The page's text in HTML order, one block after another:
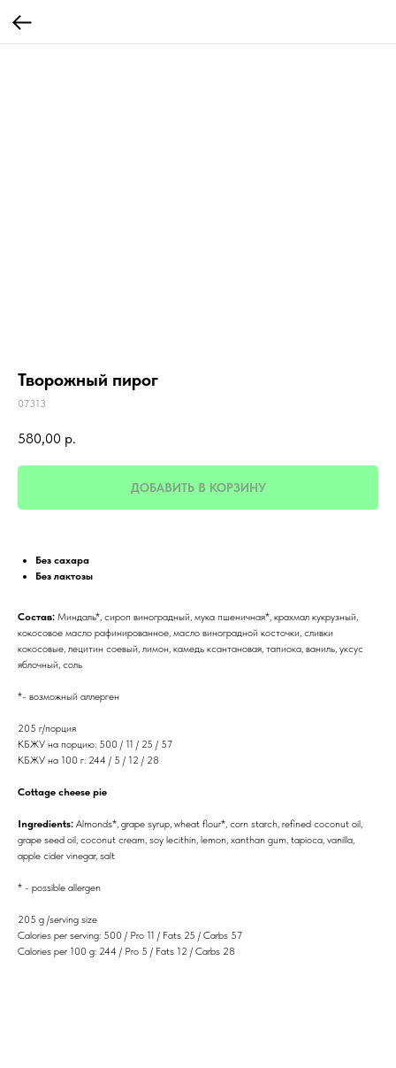
Творожный пирог
07313
580,00 р.
ДОБАВИТЬ В КОРЗИНУ
Без сахара
Без лактозы
Состав: Миндаль*, сироп виноградный, мука пшеничная*, крахмал кукрузный,
кокосовое масло рафинированное, масло виноградной косточки, сливки
кокосовые, лецитин соевый, лимон, камедь ксантановая, тапиока, ваниль, уксус
яблочный, соль
*- возможный аллерген
205 г/порция
КБЖУ на порцию: 500 / 11 / 25 / 57
КБЖУ на 100 г: 244 / 5 / 12 / 28
Cottage cheese pie
Ingredients: Almonds*, grape syrup, wheat flour*, corn starch, refined coconut oil,
grape seed oil, coconut cream, soy lecithin, lemon, xanthan gum, tapioca, vanilla,
apple cider vinegar, salt
* - possible allergen
205 g /serving size
Calories per serving: 500 / Pro 11 / Fats 25 / Carbs 57
Calories per 100 g: 244 / Pro 5 / Fats 12 / Carbs 28